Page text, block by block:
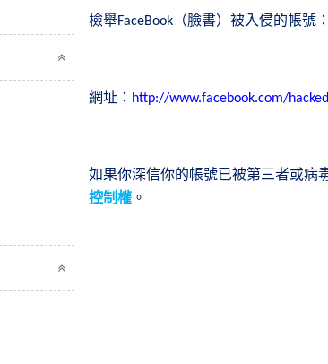
檢舉FaceBook （臉書）被入侵的帳號：
網址： http://www.facebook.com/hacked
如果你深信你的帳號已被第三者或病
控制權 。